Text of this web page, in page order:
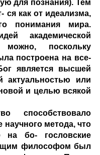
для познания). Тем
ся как от идеализма,
понимания мира.
академической
поскольку
построена на все-
является высшей
актуальностью или
и целью всякой
способствовало
научного метода, что
на бо- гословские
философом был